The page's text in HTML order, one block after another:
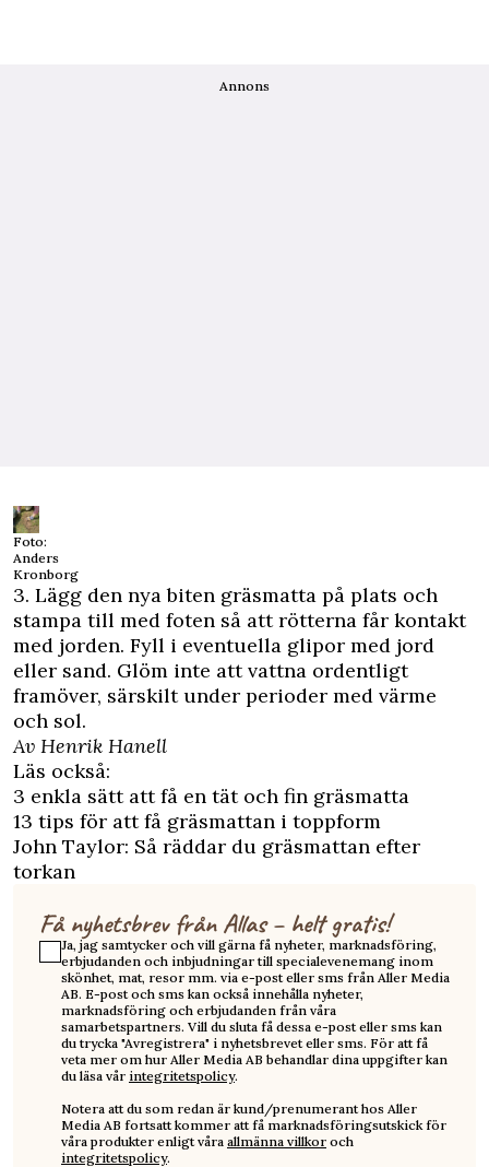
Annons
Foto:
Anders
Kronborg
3. Lägg den nya biten gräsmatta på plats och
stampa till med foten så att rötterna får kontakt
med jorden. Fyll i eventuella glipor med jord
eller sand. Glöm inte att vattna ordentligt
framöver, särskilt under perioder med värme
och sol.
Av Henrik Hanell
Läs också:
3 enkla sätt att få en tät och fin gräsmatta
13 tips för att få gräsmattan i toppform
John Taylor: Så räddar du gräsmattan efter
torkan
Få nyhetsbrev från Allas – helt gratis!
Ja, jag samtycker och vill gärna få nyheter, marknadsföring,
erbjudanden och inbjudningar till specialevenemang inom
skönhet, mat, resor mm. via e-post eller sms från Aller Media
AB. E-post och sms kan också innehålla nyheter,
marknadsföring och erbjudanden från våra
samarbetspartners. Vill du sluta få dessa e-post eller sms kan
du trycka "Avregistrera" i nyhetsbrevet eller sms. För att få
veta mer om hur Aller Media AB behandlar dina uppgifter kan
du läsa vår integritetspolicy.
Notera att du som redan är kund/prenumerant hos Aller
Media AB fortsatt kommer att få marknadsföringsutskick för
våra produkter enligt våra allmänna villkor och
integritetspolicy.